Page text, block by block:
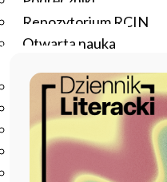
Repozytorium RCIN
Otwarta nauka
Studia podyplomowe
Szkolenia
Szkoła Doktorska
Erasmus